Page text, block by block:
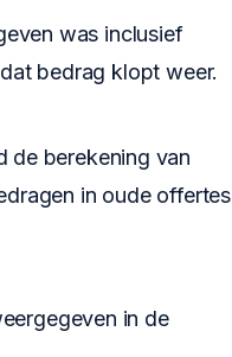
was inclusief
bedrag klopt weer.
de berekening van
in oude offertes
in de